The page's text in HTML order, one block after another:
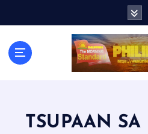
TSUPAAN SA